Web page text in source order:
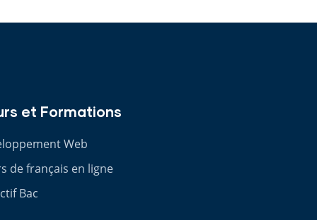
et Formations
Web
de français en ligne
Bac